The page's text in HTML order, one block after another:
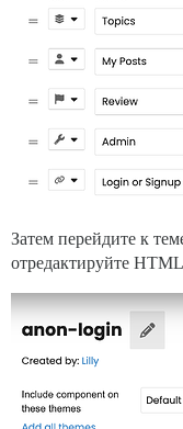
Затем перейдите к
отредактируйте